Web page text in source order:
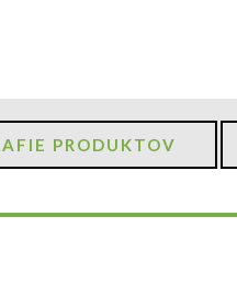
PRODUKTOV